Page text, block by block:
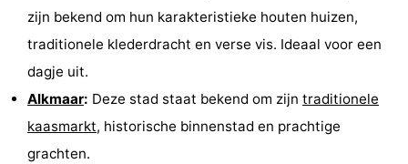
zijn bekend om hun karakteristieke houten huizen,
traditionele klederdracht en verse vis. Ideaal voor een
dagje uit.
Alkmaar: Deze stad staat bekend om zijn traditionele
kaasmarkt, historische binnenstad en prachtige
grachten.